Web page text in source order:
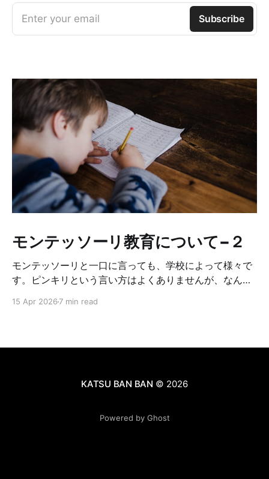
Enter your email Subscribe
モンテッソーリ教育について−２
モンテッソーリと一口に言っても、学校によって様々で
す。ピンキリという言い方はよくありませんが、なんち
ーリの中でも、どこまでオリジナルに基づいて厳しくや
差はない気もしますが、小学校見学をしてみて、学校毎
15 Apr 2026 7 min read
KATSU BAN BAN © 2026
Powered by Ghost